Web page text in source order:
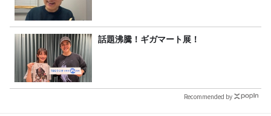
話題沸騰！ギガマート展！
Recommended by